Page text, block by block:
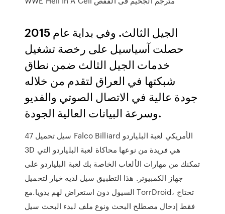
الجيل الثالث. وفي بداية عام 2015
حصلت آسياسيل على رخصة تشغيل
خدمات الجيل الثالث ضمن نطاق
شبكتها في العراق لتقدم من خلاله
جودة عالية في الاتصال الصوتي والفديو
وسرعة البيانات العالية الجودة.
سيل تحميل 47 Falco Billiard الأمريكي لعبة البلياردو
3D هي فريدة من نوعها محاكاة لعبة البلياردو التي
تمكنك من مهارات الألعاب الخاصة بك لعبة البلياردو على
جهاز الكمبيوتر. هذا التطبيق سيل لديه خيار لتحميل
السيول دون استعراض لهم يدويا.مع TorrDroid، تحتاج
فقط إدخال مصطلح البحث ونوع ملف لبدء البحث سيل